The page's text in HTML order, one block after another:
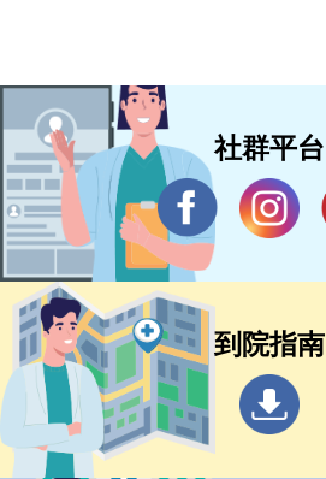
社群平台
到院指南